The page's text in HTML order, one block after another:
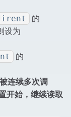
的
设为
的
连续多次调
开始，继续读取